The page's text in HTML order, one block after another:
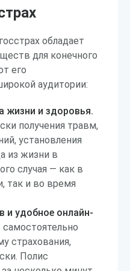
обладает
для конечного
его
аудитории:
жизни и здоровья.
получения травм,
установления
из жизни в
случая — как в
так и во время
и удобное онлайн-
самостоятельно
страхования,
Полис